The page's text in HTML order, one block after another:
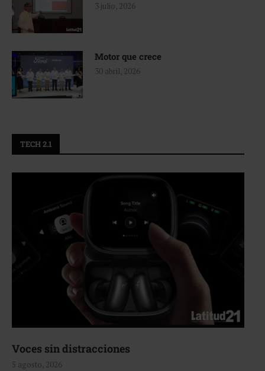
3 julio, 2026
Motor que crece
30 abril, 2026
TECH 2.1
Voces sin distracciones
5 agosto, 2026